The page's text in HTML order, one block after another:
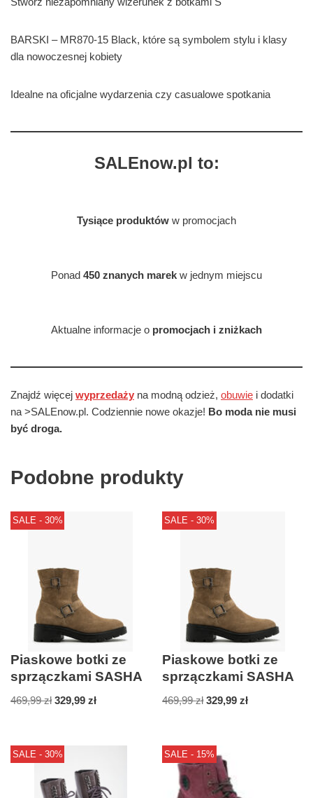
BARSKI – MR870-15 Black, które są symbolem stylu i klasy
dla nowoczesnej kobiety
Idealne na oficjalne wydarzenia czy casualowe spotkania
SALEnow.pl to:
Tysiące produktów w promocjach
Ponad 450 znanych marek w jednym miejscu
Aktualne informacje o promocjach i zniżkach
Znajdź więcej wyprzedaży na modną odzież, obuwie i dodatki
na >SALEnow.pl. Codziennie nowe okazje! Bo moda nie musi
być droga.
Podobne produkty
SALE - 30%
Piaskowe botki ze
sprzączkami SASHA
469,99zł 329,99 zł
SALE - 30%
Piaskowe botki ze
sprzączkami SASHA
469,99zł 329,99zł
SALE - 30% SALE - 15%